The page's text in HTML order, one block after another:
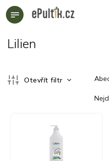
Přejít
na
Lilien
Otevřít filtr
a
z